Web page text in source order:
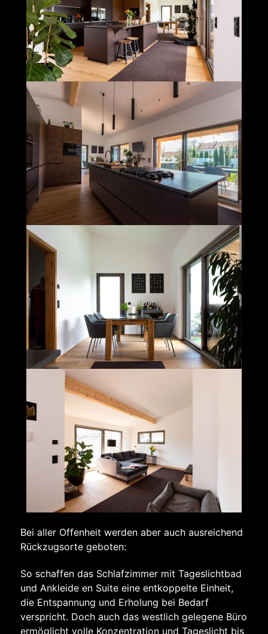
Bei aller Offenheit werden aber auch ausreichend
Rückzugsorte geboten:
So schaffen das Schlafzimmer mit Tageslichtbad
und Ankleide en Suite eine entkoppelte Einheit,
die Entspannung und Erholung bei Bedarf
verspricht. Doch auch das westlich gelegene Büro
ermöglicht volle Konzentration und Tageslicht bis